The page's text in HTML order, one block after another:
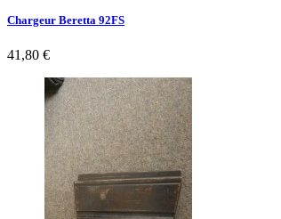
Chargeur Beretta 92FS
41,80 €